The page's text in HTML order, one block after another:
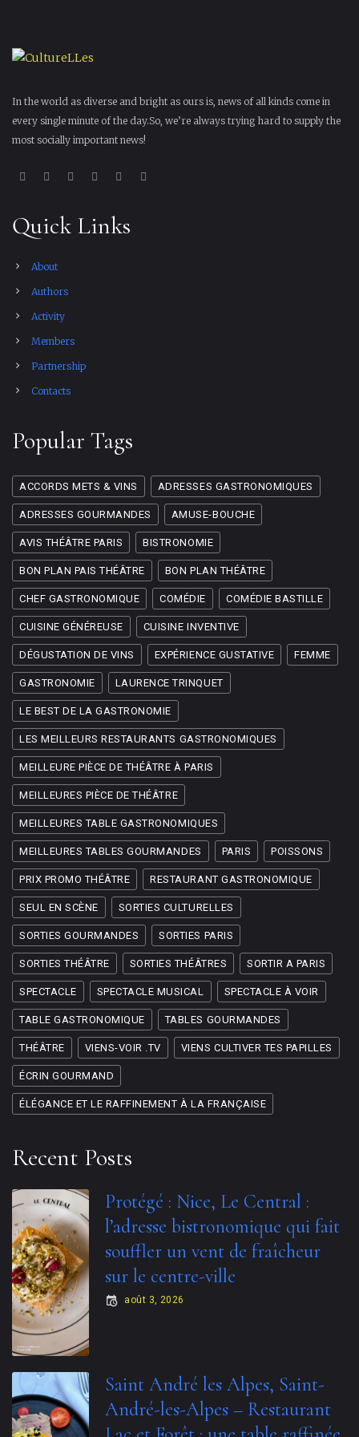
In the world as diverse and bright as ours is, news of all kinds come in
every single minute of the day.So, we’re always trying hard to supply the
most socially important news!
Quick Links
About
Authors
Activity
Members
Partnership
Contacts
Popular Tags
ACCORDS METS & VINS ADRESSES GASTRONOMIQUES
ADRESSES GOURMANDES AMUSE-BOUCHE
AVIS THÉÂTRE PARIS BISTRONOMIE
BON PLAN PAIS THÉÂTRE BON PLAN THÉÂTRE
CHEF GASTRONOMIQUE COMÉDIE COMÉDIE BASTILLE
CUISINE GÉNÉREUSE CUISINE INVENTIVE
DÉGUSTATION DE VINS EXPÉRIENCE GUSTATIVE FEMME
GASTRONOMIE LAURENCE TRINQUET
LE BEST DE LA GASTRONOMIE
LES MEILLEURS RESTAURANTS GASTRONOMIQUES
MEILLEURE PIÈCE DE THÉÂTRE À PARIS
MEILLEURES PIÈCE DE THÉÂTRE
MEILLEURES TABLE GASTRONOMIQUES
MEILLEURES TABLES GOURMANDES PARIS POISSONS
PRIX PROMO THÉÂTRE RESTAURANT GASTRONOMIQUE
SEUL EN SCÈNE SORTIES CULTURELLES
SORTIES GOURMANDES SORTIES PARIS
SORTIES THÉÂTRE SORTIES THÉÂTRES SORTIR A PARIS
SPECTACLE SPECTACLE MUSICAL SPECTACLE À VOIR
TABLE GASTRONOMIQUE TABLES GOURMANDES
THÉÂTRE VIENS-VOIR .TV VIENS CULTIVER TES PAPILLES
ÉCRIN GOURMAND
ÉLÉGANCE ET LE RAFFINEMENT À LA FRANÇAISE
Recent Posts
Protégé : Nice, Le Central :
l’adresse bistronomique qui fait
souffler un vent de fraîcheur
sur le centre-ville
août 3, 2026
Saint André les Alpes, Saint-
André-les-Alpes – Restaurant